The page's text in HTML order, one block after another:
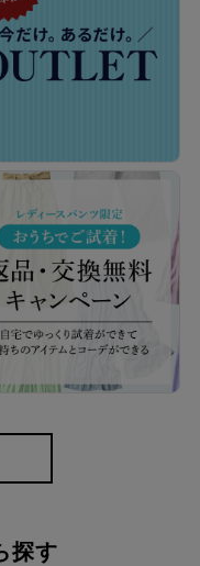
ット機能付きで日差
に寄り添うワイドパン
探す